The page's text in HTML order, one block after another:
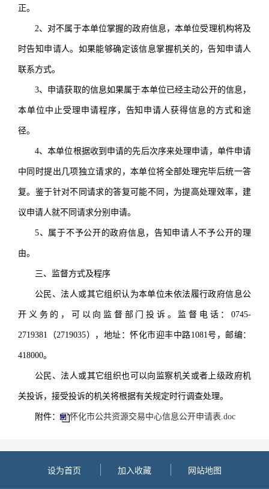
正。
2、对不属于本单位掌握的政府信息，本单位受理机构将及
时告知申请人。如果能够确定该信息掌握机关的，告知申请人
联系方式。
3、申请获取的信息如果属于本单位已经主动公开的信息，
本单位中止受理申请程序，告知申请人获得信息的方式和途
径。
4、本单位根据收到申请的先后次序来处理申请，单件申请
中同时提出几项独立请求的，本单位将全部处理完毕后统一答
复。鉴于针对不同请求的答复可能不同，为提高处理效率，建
议申请人就不同请求分别申请。
5、属于不予公开的政府信息，告知申请人不予公开的理
由。
三、监督方式及程序
公民、法人或其它组织认为本单位未依法履行政府信息公
开义务的，可以向监督部门投诉。监督电话：0745-
2719381（2719035），地址：怀化市迎丰中路1081号，邮编：
418000。
公民、法人或其它组织也可以向监察机关或者上级政府机
关投诉，接受投诉的机关将根据有关规定时行调查处理。
附件： 怀化市公共资源交易中心信息公开申请表.doc
设为首页 加入收藏 网站地图